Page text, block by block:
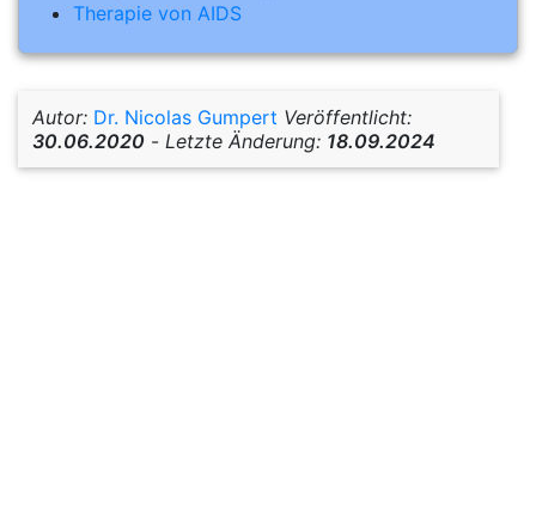
Therapie von AIDS
Autor: Dr. Nicolas Gumpert Veröffentlicht:
30.06.2020 - Letzte Änderung: 18.09.2024